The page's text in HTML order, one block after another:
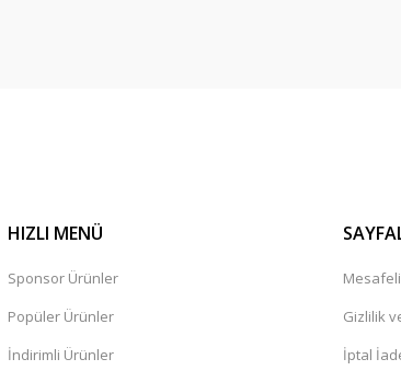
HIZLI MENÜ
Sponsor Ürünler
Popüler Ürünler
İndirimli Ürünler
Gizlilik
İptal